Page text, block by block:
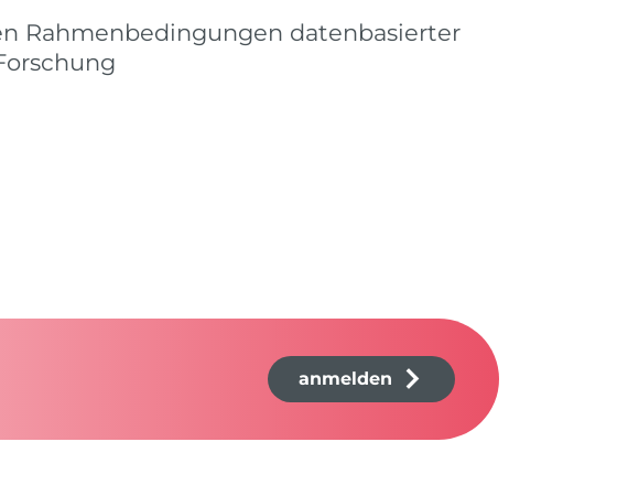
Rahmenbedingungen datenbasierter
anmelden